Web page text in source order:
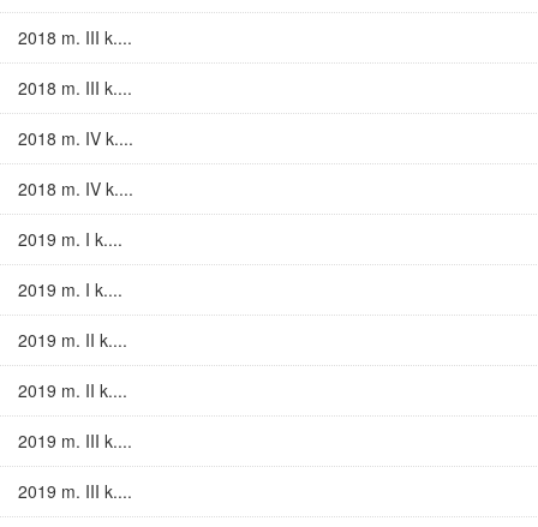
2018 m. III k....
2018 m. III k....
2018 m. IV k....
2018 m. IV k....
2019 m. I k....
2019 m. I k....
2019 m. II k....
2019 m. II k....
2019 m. III k....
2019 m. III k....